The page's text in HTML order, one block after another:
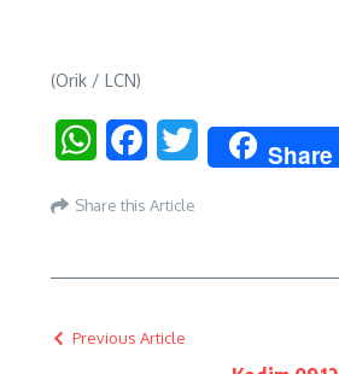
(Orik / LCN)
WhatsAppFacebookTwitter Share
Share this Article
Previous Article